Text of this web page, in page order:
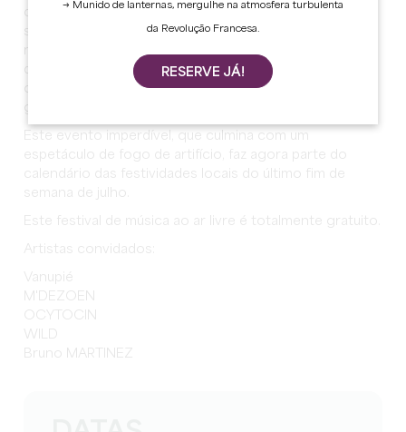
curiosos. É um verdadeiro evento festivo onde todos
se podem juntar para partilhar a sua paixão pela música
num ambiente caloroso e alegre, enquanto desfrutam
de comida rápida, com uma variedade de stands que
oferecem pratos diferentes para satisfazer todos os
gostos.
Este evento imperdível, que culmina com um
espetáculo de fogo de artifício, faz agora parte do
calendário das festividades locais do último fim de
semana de julho.
Este festival de música ao ar livre é totalmente gratuito.
Artistas convidados:
Vanupié
M'DEZOEN
OCYTOCIN
WILD
Bruno MARTINEZ
→ Munido de lanternas, mergulhe na atmosfera turbulenta
da Revolução Francesa.
RESERVE JÁ!